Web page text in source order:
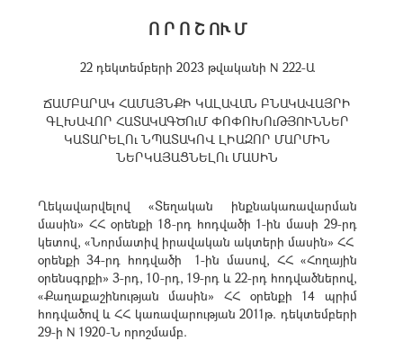
Ո Ր Ո Շ ՈՒ Մ
22 դեկտեմբերի 2023 թվականի N 222-Ա
ՃԱՄԲԱՐԱԿ ՀԱՄԱՅՆՔԻ ԿԱԼԱՎԱՆ ԲՆԱԿԱՎԱՅՐԻ
ԳԼԽԱՎՈՐ ՀԱՏԱԿԱԳԾՈւՄ ՓՈՓՈԽՈւԹՅՈՒՆՆԵՐ
ԿԱՏԱՐԵԼՈւ ՆՊԱՏԱԿՈՎ ԼԻԱԶՈՐ ՄԱՐՄԻՆ
ՆԵՐԿԱՅԱՑՆԵԼՈւ ՄԱՍԻՆ
Ղեկավարվելով «Տեղական ինքնակառավարման
մասին» ՀՀ օրենքի 18-րդ հոդվածի 1-ին մասի 29-րդ
կետով, «Նորմատիվ իրավական ակտերի մասին» ՀՀ
օրենքի 34-րդ հոդվածի 1-ին մասով, ՀՀ «Հողային
օրենսգրքի» 3-րդ, 10-րդ, 19-րդ և 22-րդ հոդվածներով,
«Քաղաքաշինության մասին» ՀՀ օրենքի 14 պրիմ
հոդվածով և ՀՀ կառավարության 2011թ. դեկտեմբերի
29-ի N 1920-Ն որոշմամբ.